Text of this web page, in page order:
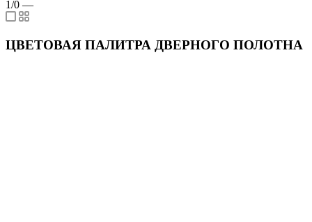
1/0 —
ЦВЕТОВАЯ ПАЛИТРА ДВЕРНОГО ПОЛОТНА